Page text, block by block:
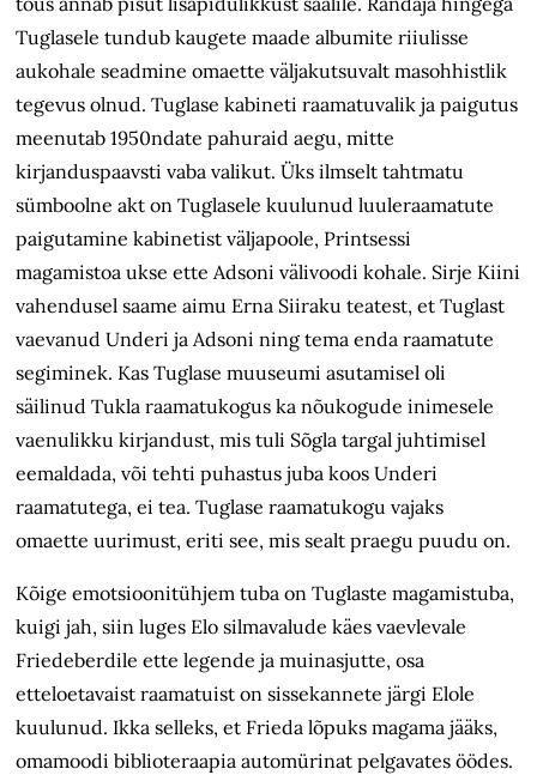
Tuglasele tundub kaugete maade albumite riiulisse
aukohale seadmine omaette väljakutsuvalt masohhistlik
tegevus olnud. Tuglase kabineti raamatuvalik ja paigutus
meenutab 1950ndate pahuraid aegu, mitte
kirjanduspaavsti vaba valikut. Üks ilmselt tahtmatu
sümboolne akt on Tuglasele kuulunud luuleraamatute
paigutamine kabinetist väljapoole, Printsessi
magamistoa ukse ette Adsoni välivoodi kohale. Sirje Kiini
vahendusel saame aimu Erna Siiraku teatest, et Tuglast
vaevanud Underi ja Adsoni ning tema enda raamatute
segiminek. Kas Tuglase muuseumi asutamisel oli
säilinud Tukla raamatukogus ka nõukogude inimesele
vaenulikku kirjandust, mis tuli Sõgla targal juhtimisel
eemaldada, või tehti puhastus juba koos Underi
raamatutega, ei tea. Tuglase raamatukogu vajaks
omaette uurimust, eriti see, mis sealt praegu puudu on.
Kõige emotsioonitühjem tuba on Tuglaste magamistuba,
kuigi jah, siin luges Elo silmavalude käes vaevlevale
Friedeberdile ette legende ja muinasjutte, osa
etteloetavaist raamatuist on sissekannete järgi Elole
kuulunud. Ikka selleks, et Frieda lõpuks magama jääks,
omamoodi biblioteraapia automürinat pelgavates öödes.